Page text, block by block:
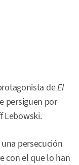
deEl
persiguen por
Lebowski.
persecución
con el que lo han